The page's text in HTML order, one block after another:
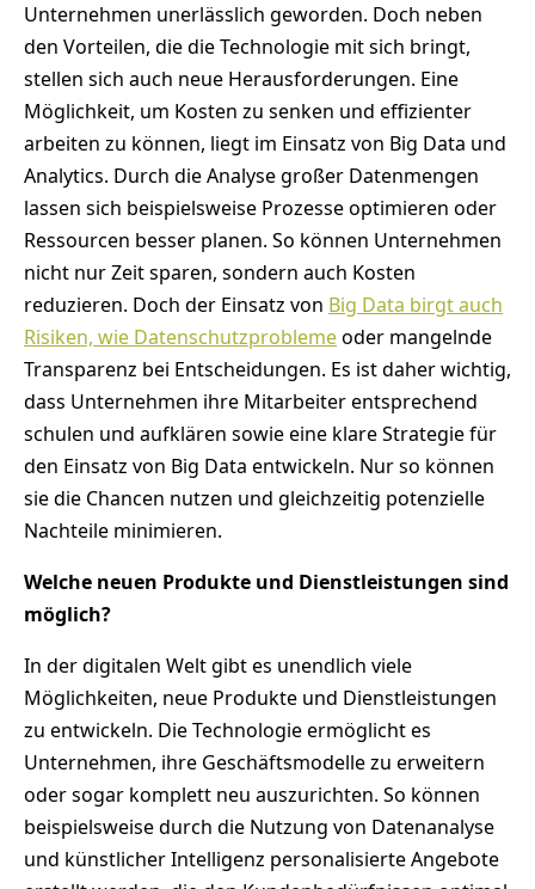
Unternehmen unerlässlich geworden. Doch neben
den Vorteilen, die die Technologie mit sich bringt,
stellen sich auch neue Herausforderungen. Eine
Möglichkeit, um Kosten zu senken und effizienter
arbeiten zu können, liegt im Einsatz von Big Data und
Analytics. Durch die Analyse großer Datenmengen
lassen sich beispielsweise Prozesse optimieren oder
Ressourcen besser planen. So können Unternehmen
nicht nur Zeit sparen, sondern auch Kosten
reduzieren. Doch der Einsatz von Big Data birgt auch
Risiken, wie Datenschutzproblemeoder mangelnde
Transparenz bei Entscheidungen. Es ist daher wichtig,
dass Unternehmen ihre Mitarbeiter entsprechend
schulen und aufklären sowie eine klare Strategie für
den Einsatz von Big Data entwickeln. Nur so können
sie die Chancen nutzen und gleichzeitig potenzielle
Nachteile minimieren.
Welche neuen Produkte und Dienstleistungen sind
möglich?
In der digitalen Welt gibt es unendlich viele
Möglichkeiten, neue Produkte und Dienstleistungen
zu entwickeln. Die Technologie ermöglicht es
Unternehmen, ihre Geschäftsmodelle zu erweitern
oder sogar komplett neu auszurichten. So können
beispielsweise durch die Nutzung von Datenanalyse
und künstlicher Intelligenz personalisierte Angebote